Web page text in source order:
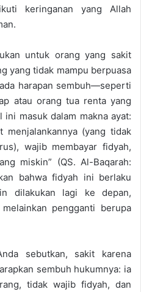
keringanan yang Allah
untuk orang yang sakit
yang tidak mampu berpuasa
harapan sembuh—seperti
atau orang tua renta yang
masuk dalam makna ayat:
menjalankannya (yang tidak
wajib membayar fidyah,
miskin” (QS. Al-Baqarah:
bahwa fidyah ini berlaku
dilakukan lagi ke depan,
pengganti berupa
sebutkan, sakit karena
sembuh hukumnya: ia
tidak wajib fidyah, dan